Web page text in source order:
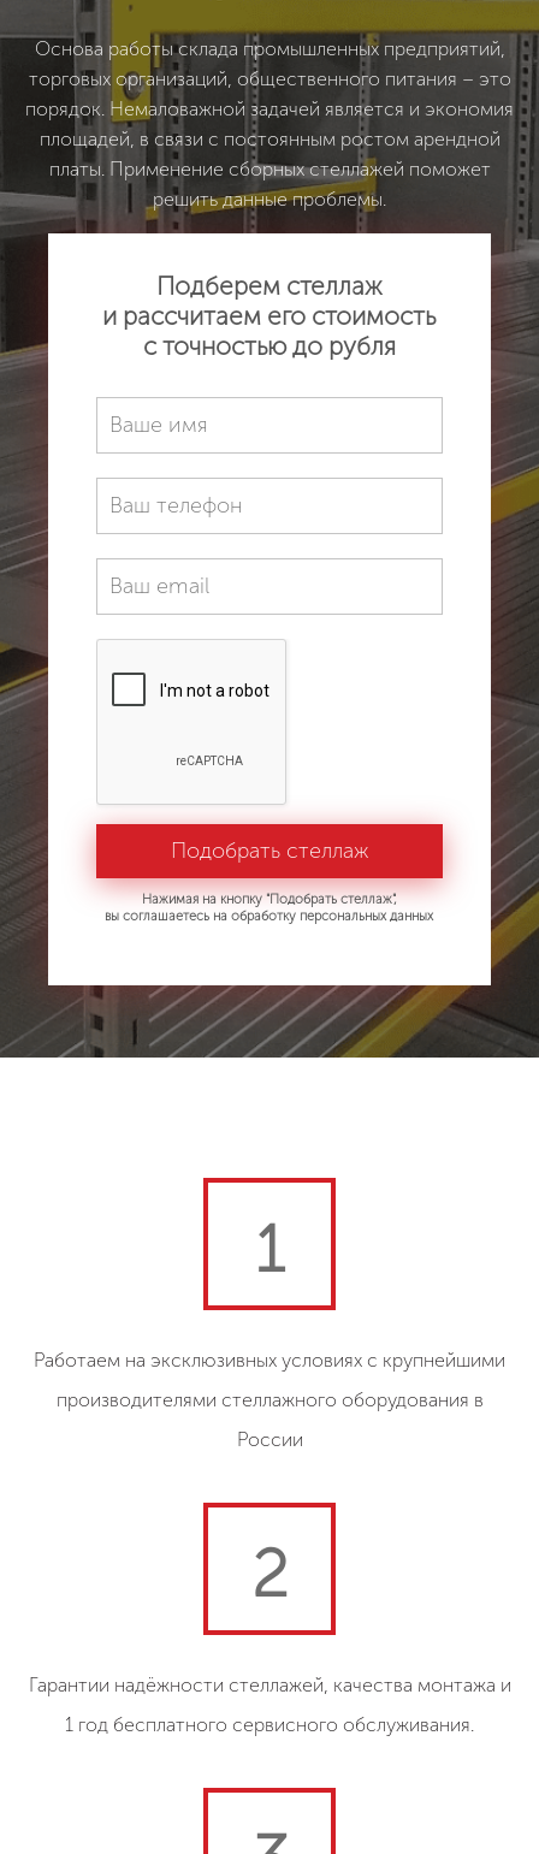
Основа работы склада промышленных предприятий,
торговых организаций, общественного питания – это
порядок. Немаловажной задачей является и экономия
площадей, в связи с постоянным ростом арендной
платы. Применение сборных стеллажей поможет
решить данные проблемы.
Подберем стеллаж
и рассчитаем его стоимость
с точностью до рубля
Нажимая на кнопку "Подобрать стеллаж",
вы соглашаетесь на обработку персональных данных
1
Работаем на эксклюзивных условиях с крупнейшими
производителями стеллажного оборудования в
России
2
Гарантии надёжности стеллажей, качества монтажа и
1 год бесплатного сервисного обслуживания.